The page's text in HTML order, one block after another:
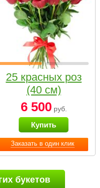
Заказать в один клик
25 красных роз
(40 см)
6 500руб.
Купить
букетов